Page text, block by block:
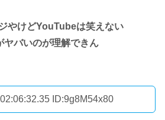
やけどYouTubeは笑えない
ヤバいのが理解できん
ID:9g8M54x80